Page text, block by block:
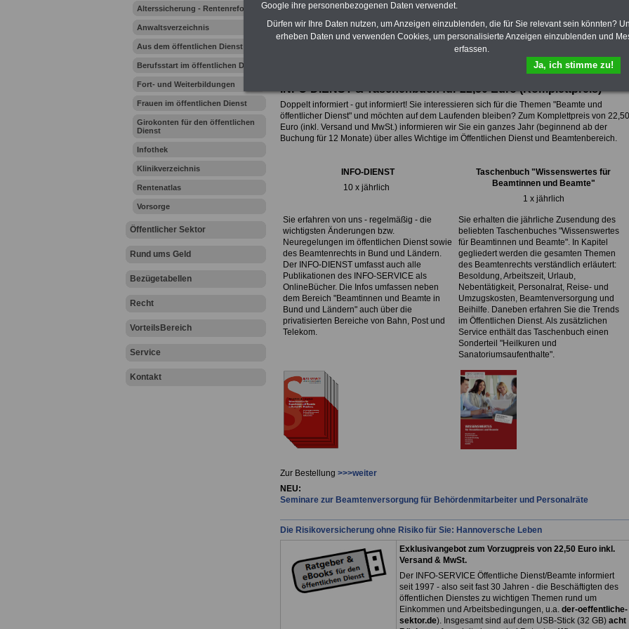
Alterssicherung - Rentenreform
Anwaltsverzeichnis
Aus dem öffentlichen Dienst
Berufsstart im öffentlichen Dienst
Fort- und Weiterbildungen
Frauen im öffentlichen Dienst
Girokonten für den öffentlichen
Dienst
Infothek
Klinikverzeichnis
Rentenatlas
Vorsorge
Öffentlicher Sektor
Rund ums Geld
Bezügetabellen
Recht
VorteilsBereich
Service
Kontakt
Ihr Berufsunfähigkeitsschutz - Für den Fall der Fälle: Hannoversche Leben
INFO-DIENST & Taschenbuch für 22,50 Euro(Komplettpreis)
Doppelt informiert - gut informiert! Sie interessieren sich für die Themen "Beamte und
öffentlicher Dienst" und möchten auf dem Laufenden bleiben? Zum Komplettpreis von 22,50
Euro (inkl. Versand und MwSt.) informieren wir Sie ein ganzes Jahr (beginnend ab der
Buchung für 12 Monate) über alles Wichtige im Öffentlichen Dienst und Beamtenbereich.
INFO-DIENST
10 x jährlich
Taschenbuch "Wissenswertes für
Beamtinnen und Beamte"
1 x jährlich
Sie erfahren von uns - regelmäßig - die
wichtigsten Änderungen bzw.
Neuregelungen im öffentlichen Dienst sowie
des Beamtenrechts in Bund und Ländern.
Der INFO-DIENST umfasst auch alle
Publikationen des INFO-SERVICE als
OnlineBücher. Die Infos umfassen neben
dem Bereich "Beamtinnen und Beamte in
Bund und Ländern" auch über die
privatisierten Bereiche von Bahn, Post und
Telekom.
Sie erhalten die jährliche Zusendung des
beliebten Taschenbuches "Wissenswertes
für Beamtinnen und Beamte". In Kapitel
gegliedert werden die gesamten Themen
des Beamtenrechts verständlich erläutert:
Besoldung, Arbeitszeit, Urlaub,
Nebentätigkeit, Personalrat, Reise- und
Umzugskosten, Beamtenversorgung und
Beihilfe. Daneben erfahren Sie die Trends
im Öffentlichen Dienst. Als zusätzlichen
Service enthält das Taschenbuch einen
Sonderteil "Heilkuren und
Sanatoriumsaufenthalte".
Zur Bestellung >>>weiter
NEU:
Seminare zur Beamtenversorgung für Behördenmitarbeiter und Personalräte
Die Risikoversicherung ohne Risiko für Sie: Hannoversche Leben
Exklusivangebot zum Vorzugpreis von 22,50 Euro inkl.
Versand & MwSt.
Der INFO-SERVICE Öffentliche Dienst/Beamte informiert
seit 1997 - also seit fast 30 Jahren - die Beschäftigten des
öffentlichen Dienstes zu wichtigen Themen rund um
Einkommen und Arbeitsbedingungen, u.a. der-oeffentliche-
sektor.de). Insgesamt sind auf dem USB-Stick (32 GB) acht
Google ihre personenbezogenen Daten verwendet.
Dürfen wir Ihre Daten nutzen, um Anzeigen einzublenden, die für Sie relevant sein könnten?
erheben Daten und verwenden Cookies, um personalisierte Anzeigen einzublenden und
erfassen.
Ja, ich stimme zu!